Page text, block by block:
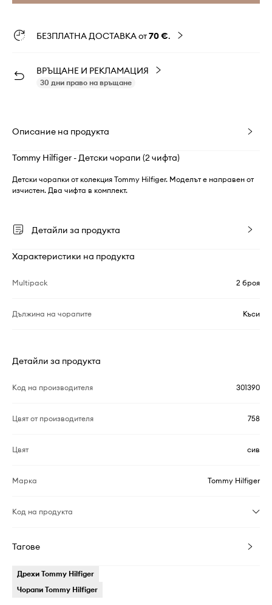
БЕЗПЛАТНА ДОСТАВКА от70 €.
ВРЪЩАНЕ И РЕКЛАМАЦИЯ
30 дни право на връщане
Описание на продукта
Tommy Hilfiger - Детски чорапи (2 чифта)
Детски чорапки от колекция Tommy Hilfiger. Моделът е направен от
изчистен. Два чифта в комплект.
Детайли за продукта
Характеристики на продукта
Multipack 2 броя
Дължина на чорапите Къси
Детайли за продукта
Код на производителя 301390
Цвят от производителя 758
Цвят сив
Марка Tommy Hilfiger
Код на продукта
Тагове
Дрехи Tommy Hilfiger
Чорапи Tommy Hilfiger